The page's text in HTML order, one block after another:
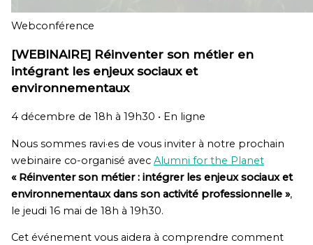
Webconférence
[WEBINAIRE] Réinventer son métier en
intégrant les enjeux sociaux et
environnementaux
4 décembre de 18h à 19h30 • En ligne
Nous sommes ravi·es de vous inviter à notre prochain
webinaire co-organisé avec Alumni for the Planet
« Réinventer son métier : intégrer les enjeux sociaux et
environnementaux dans son activité professionnelle »,
le jeudi 16 mai de 18h à 19h30.
Cet événement vous aidera à comprendre comment